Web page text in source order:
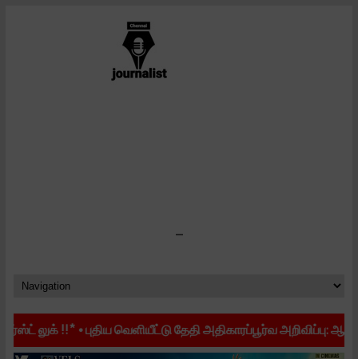
-
•புதிய வெளியீட்டு தேதி அதிகாரப்பூர்வ அறிவிப்பு: ஆகஸ்ட் 28-ல்